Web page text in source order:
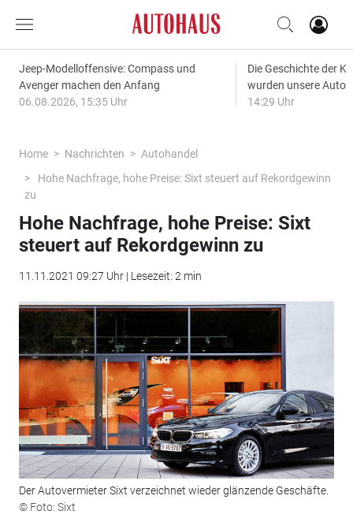
Jeep-Modelloffensive: Compass und
Avenger machen den Anfang
06.08.2026, 15:35 Uhr
Die Geschichte der
wurden unsere
14:29 Uhr
Home Nachrichten
Autohandel
Hohe Nachfrage, hohe Preise: Sixt steuert auf Rekordgewinn
zu
Hohe Nachfrage, hohe Preise: Sixt
steuert auf Rekordgewinn zu
11.11.2021 09:27 Uhr | Lesezeit: 2 min
Der Autovermieter Sixt verzeichnet wieder glänzende Geschäfte.
© Foto: Sixt